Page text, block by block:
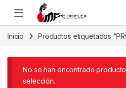
Saltar a la navegación
Saltar al contenido
Inicio Productos etiquetados
No se han encontrado
selección.